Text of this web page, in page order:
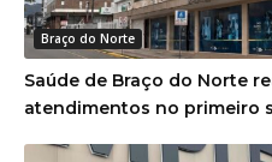
Braço do Norte
Saúde de Braço do Norte
atendimentos no primeiro